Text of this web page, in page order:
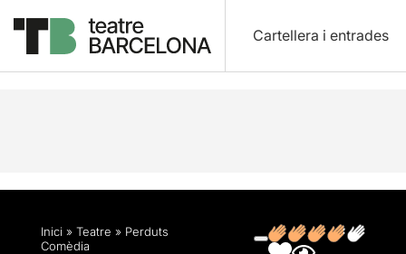
Cartellera i entrades
Descripció Fitxa artística Fotos i vídeos
Inici » Teatre » Perduts
Comèdia